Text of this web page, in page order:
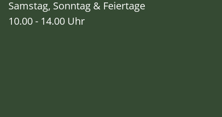
Samstag, Sonntag & Feiertage
10.00 - 14.00 Uhr